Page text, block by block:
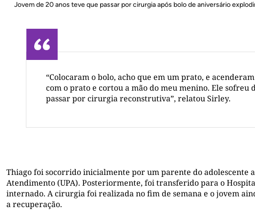
Jovem de 20 anos teve que passar por cirurgia após bolo de aniversário
“Colocaram o bolo, acho que em um prato, e
com o prato e cortou a mão do meu menino. Ele sofreu
passar por cirurgia reconstrutiva”, relatou Sirley.
Thiago foi socorrido inicialmente por um parente do adolescente
Atendimento (UPA). Posteriormente, foi transferido para o
internado. A cirurgia foi realizada no fim de semana e o jovem
a recuperação.